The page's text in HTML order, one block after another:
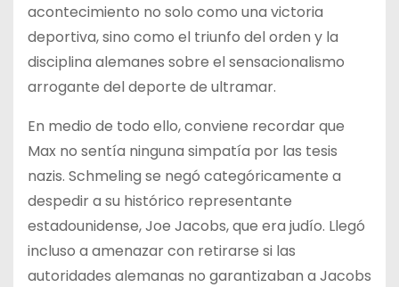
acontecimiento no solo como una victoria
deportiva, sino como el triunfo del orden y la
disciplina alemanes sobre el sensacionalismo
arrogante del deporte de ultramar.
En medio de todo ello, conviene recordar que
Max no sentía ninguna simpatía por las tesis
nazis. Schmeling se negó categóricamente a
despedir a su histórico representante
estadounidense, Joe Jacobs, que era judío. Llegó
incluso a amenazar con retirarse si las
autoridades alemanas no garantizaban a Jacobs